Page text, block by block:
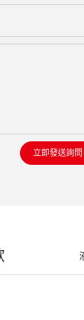
立即發送詢問